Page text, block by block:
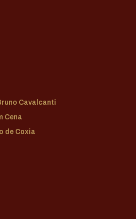
Cavalcanti
Cena
de Coxia